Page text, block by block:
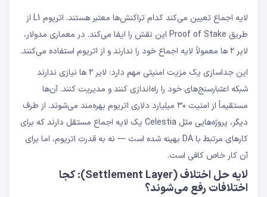
لایه اجماع تعیین می‌کند کدام تراکنش‌ها معتبر هستند. اتریوم L1 از
طریق Proof of Stake این نقش را ایفا می‌کند. در معماری مدولار،
لایر ۲ ها معمولاً لایه اجماع خود را ندارند و از اتریوم استفاده می‌کنند.
این جداسازی یک مزیت امنیتی مهم دارد: لایر ۲ ها نیازی ندارند
شبکه اعتبارسنج‌های خود را راه‌اندازی کنند و مدیریت کنند. آن‌ها
مستقیماً از امنیت ۳۰ میلیارد دلاری اتریوم بهره‌مند می‌شوند. از طرف
دیگر، پروژه‌هایی مثل Celestia یک لایه اجماع مستقل دارند که برای
کارهای مرتبط با DA بهینه شده است — نه به قدرت اتریوم، اما برای
آن کار خاص کافی است.
لایه حل اختلاف (Settlement Layer): کجا
اختلافات رفع می‌شوند؟